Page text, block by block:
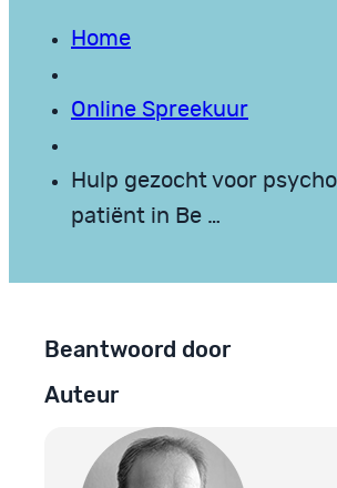
Home
Online Spreekuur
Hulp gezocht voor
patiënt in Be …
Beantwoord door
Auteur